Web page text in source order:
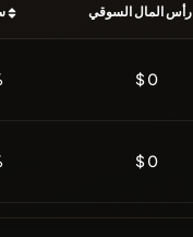
رأس المال السوقي
$ 0
$ 0